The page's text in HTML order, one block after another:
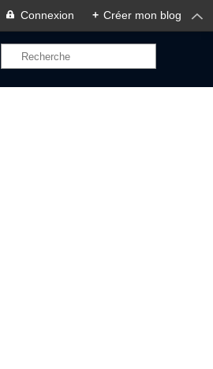
Connexion + Créer mon blog